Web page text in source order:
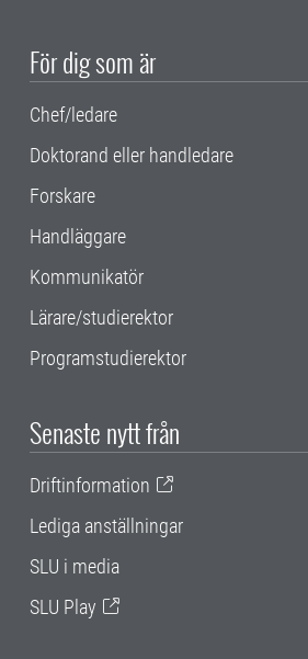
För dig som är
Chef/ledare
Doktorand eller handledare
Forskare
Handläggare
Kommunikatör
Lärare/studierektor
Programstudierektor
Senaste nytt från
Driftinformation
Lediga anställningar
SLU i media
SLU Play